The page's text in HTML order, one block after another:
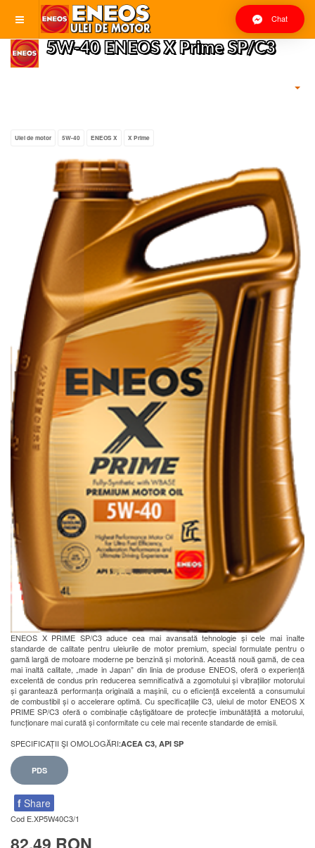
Chat
5W-40 ENEOS X Prime SP/C3
Ulei de motor 5W-40 ENEOS X X Prime
ENEOS X PRIME SP/C3 aduce cea mai avansată tehnologie și cele mai înalte
standarde de calitate pentru uleiurile de motor premium, special formulate pentru o
gamă largă de motoare moderne pe benzină și motorină. Această nouă gamă, de cea
mai înaltă calitate, „made in Japan” din linia de produse ENEOS, oferă o experiență
excelentă de condus prin reducerea semnificativă a zgomotului și vibrațiilor motorului
și garantează performanța originală a mașinii, cu o eficiență excelentă a consumului
de combustibil și o accelerare optimă. Cu specificațiile C3, uleiul de motor ENEOS X
PRIME SP/C3 oferă o combinație câștigătoare de protecție îmbunătățită a motorului,
funcționare mai curată și conformitate cu cele mai recente standarde de emisii.
SPECIFICAȚII ŞI OMOLOGĂRI:ACEA C3, API SP
PDS
f Share
Cod E.XP5W40C3/1